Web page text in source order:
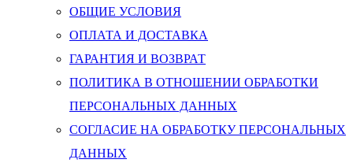
ОБЩИЕ УСЛОВИЯ
ОПЛАТА И ДОСТАВКА
ГАРАНТИЯ И ВОЗВРАТ
ПОЛИТИКА В ОТНОШЕНИИ ОБРАБОТКИ
ПЕРСОНАЛЬНЫХ ДАННЫХ
СОГЛАСИЕ НА ОБРАБОТКУ ПЕРСОНАЛЬНЫХ
ДАННЫХ